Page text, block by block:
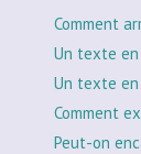
Comment
Un texte
Un texte
Comment
Peut-on